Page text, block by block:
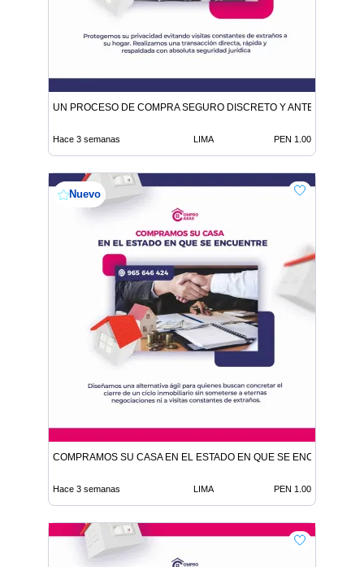
UN PROCESO DE COMPRA SEGURO DISCRETO Y ANTE NOTARIO
Hace 3 semanas LIMA PEN 1.00
Nuevo
COMPRAMOS SU CASA EN EL ESTADO EN QUE SE ENCUENTRE
Hace 3 semanas LIMA PEN 1.00